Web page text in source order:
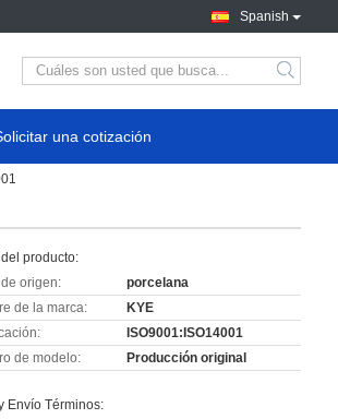
Spanish
una cotización
producto:
origen:
porcelana
de la marca:
KYE
ISO9001:ISO14001
de modelo:
Producción original
Envío Términos: